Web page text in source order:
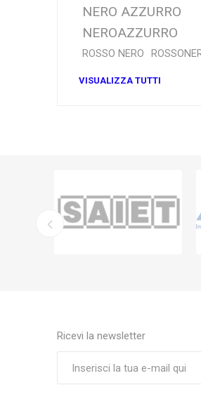
NERO AZZURRO
NEROAZZURRO
ROSSO NERO
VISUALIZZA TUTTI
Ricevi la newsletter